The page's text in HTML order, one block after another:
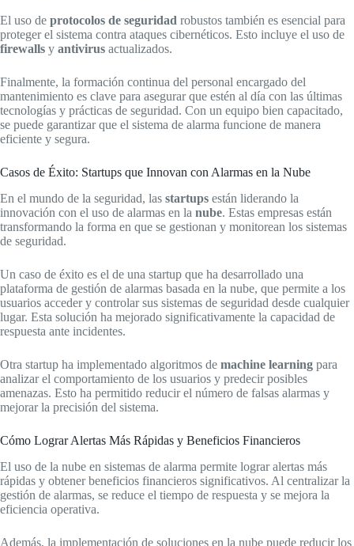
El uso de protocolos de seguridad robustos también es esencial para
proteger el sistema contra ataques cibernéticos. Esto incluye el uso de
firewalls y antivirus actualizados.
Finalmente, la formación continua del personal encargado del
mantenimiento es clave para asegurar que estén al día con las últimas
tecnologías y prácticas de seguridad. Con un equipo bien capacitado,
se puede garantizar que el sistema de alarma funcione de manera
eficiente y segura.
Casos de Éxito: Startups que Innovan con Alarmas en la Nube
En el mundo de la seguridad, las startups están liderando la
innovación con el uso de alarmas en la nube. Estas empresas están
transformando la forma en que se gestionan y monitorean los sistemas
de seguridad.
Un caso de éxito es el de una startup que ha desarrollado una
plataforma de gestión de alarmas basada en la nube, que permite a los
usuarios acceder y controlar sus sistemas de seguridad desde cualquier
lugar. Esta solución ha mejorado significativamente la capacidad de
respuesta ante incidentes.
Otra startup ha implementado algoritmos de machine learning para
analizar el comportamiento de los usuarios y predecir posibles
amenazas. Esto ha permitido reducir el número de falsas alarmas y
mejorar la precisión del sistema.
Cómo Lograr Alertas Más Rápidas y Beneficios Financieros
El uso de la nube en sistemas de alarma permite lograr alertas más
rápidas y obtener beneficios financieros significativos. Al centralizar la
gestión de alarmas, se reduce el tiempo de respuesta y se mejora la
eficiencia operativa.
Además, la implementación de soluciones en la nube puede reducir los